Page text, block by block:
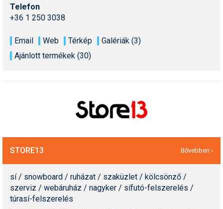
Síbérletárak
Síbörze
Sícipő
Sífutás
Síszerviz
Sítechnika
Telefon
+36 1 250 3038
Email Web Térkép
Galériák (3)
Ajánlott termékek (30)
STORE13 Bővebben ›
sí / snowboard / ruházat / szaküzlet / kölcsönző /
szerviz / webáruház / nagyker / sífutó-felszerelés /
túrasí-felszerelés